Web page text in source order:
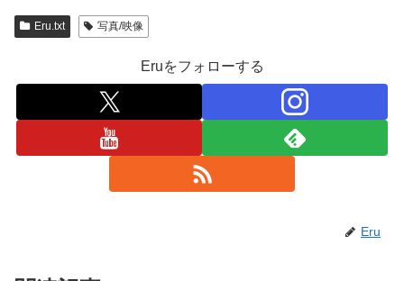
Eru.txt 写真/映像
Eruをフォローする
Eru